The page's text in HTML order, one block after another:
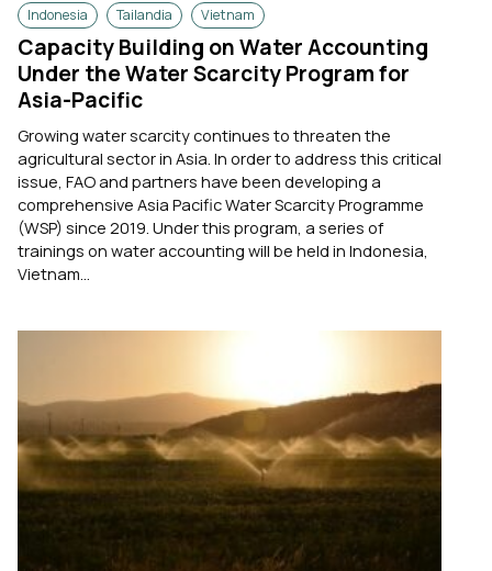
Indonesia Tailandia Vietnam
Capacity Building on Water Accounting
Under the Water Scarcity Program for
Asia-Pacific
Growing water scarcity continues to threaten the
agricultural sector in Asia. In order to address this critical
issue, FAO and partners have been developing a
comprehensive Asia Pacific Water Scarcity Programme
(WSP) since 2019. Under this program, a series of
trainings on water accounting will be held in Indonesia,
Vietnam...